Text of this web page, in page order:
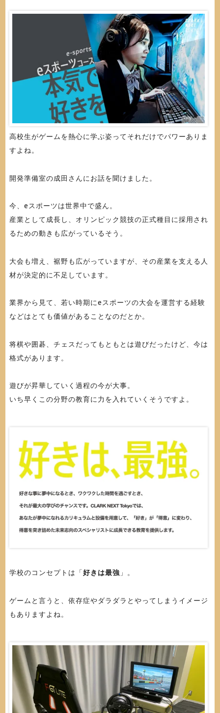
高校生がゲームを熱心に学ぶ姿ってそれだけでパワーありま
すよね。
開発準備室の成田さんにお話を聞けました。
今、eスポーツは世界中で盛ん。
産業として成長し、オリンピック競技の正式種目に採用され
るための動きも広がっているそう。
大会も増え、裾野も広がっていますが、その産業を支える人
材が決定的に不足しています。
業界から見て、若い時期にeスポーツの大会を運営する経験
などはとても価値があることなのだとか。
将棋や囲碁、チェスだってもともとは遊びだったけど、今は
格式があります。
遊びが昇華していく過程の今が大事。
いち早くこの分野の教育に力を入れていくそうですよ。
学校のコンセプトは「好きは最強 」。
ゲームと言うと、依存症やダラダラとやってしまうイメージ
もありますよね。